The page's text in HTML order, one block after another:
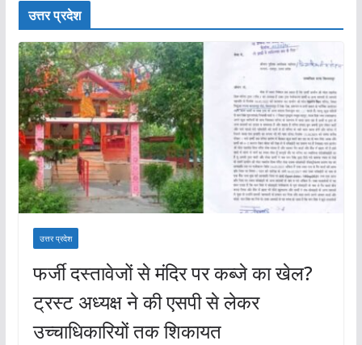
उत्तर प्रदेश
उत्तर प्रदेश
फर्जी दस्तावेजों से मंदिर पर कब्जे का खेल?
ट्रस्ट अध्यक्ष ने की एसपी से लेकर
उच्चाधिकारियों तक शिकायत